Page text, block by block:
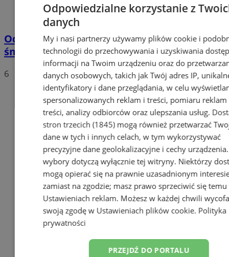
Od 1 stycznia 2020 nowe stawki za wywóz
śmieci
6
Odpowiedzialne korzystanie z
danych
My i nasi partnerzy używamy plików cookie i
technologii do przechowywania i uzyskiwania
informacji na Twoim urządzeniu oraz do
danych osobowych, takich jak Twój adres IP,
identyfikatory i dane przeglądania, w celu
spersonalizowanych reklam i treści, pomiaru reklam
treści, analizy odbiorców oraz ulepszania usług.
stron trzecich (1845)mogą również przetwarzać
dane w tych i innych celach, w tym wykorzystywać
precyzyjne dane geolokalizacyjne i cechy
wybory dotyczą wyłącznie tej witryny. Niektórzy
mogą opierać się na prawnie uzasadnionym
zamiast na zgodzie; masz prawo sprzeciwić się temu
Ustawieniach reklam. Możesz w każdej chwili
swoją zgodę w Ustawieniach plików cookie. Polityka
prywatności
PRZEJDŹ DO PORTALU